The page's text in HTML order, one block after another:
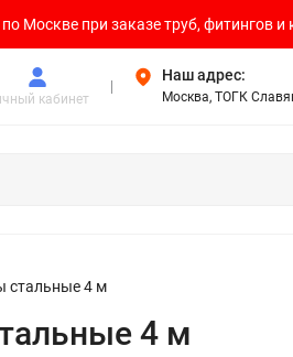
Москве при заказе труб, фитингов
кабинет
Наш адрес:
Москва, ТОГК
стальные 4 м
4 м